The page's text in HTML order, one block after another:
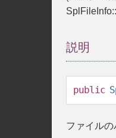
説明
public
ファイルの